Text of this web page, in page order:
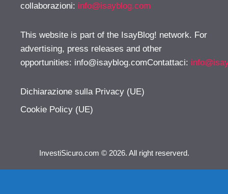
collaborazioni: info@isayblog.com
This website is part of the IsayBlog! network. For
advertising, press releases and other
opportunities: info@isayblog.comContattaci:
Dichiarazione sulla Privacy (UE)
Cookie Policy (UE)
InvestiSicuro.com © 2026. All right reserverd.